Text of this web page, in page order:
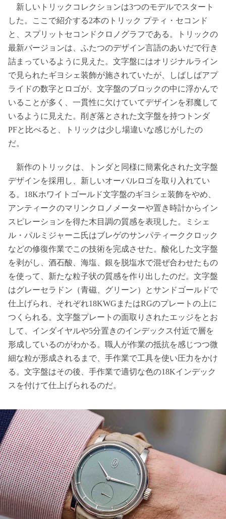
新しいトリックコレクションは3つのモデルでスタート
した。ここで紹介する2本のトリック プティ・セコンド
と、スプリットセコンドクロノグラフである。トリックの
最新バージョンは、ふたつのデザイン言語のあいだで行き
詰まっているように見えた。文字盤にはオリジナルライン
で見られたギヨシェ装飾が施されていたが、しばしばアプ
ライドの数字とロゴが、文字盤のブロックの中に浮かんで
いることが多く、一貫性に欠けていてデザインを邪魔して
いるように見えた。削ぎ落とされた文字盤を持つトンダ
PFと比べると、トリックは少し場違いな感じがしたの
だ。
新作のトリックは、トンダと同様に簡素化された文字盤
デザインを採用し、新しいオーバルロゴを取り入れてい
る。18Kホワイトゴールド文字盤のギヨシェ装飾をやめ、
アンティークのマリンクロノメーターや置き時計からイン
スピレーションを得た木目調の質感を表現した。ミシェ
ル・パルミジャーニ氏はブレゲのサンパティーククロック
などの修復作業でこの技術を完成させた。酸化した文字盤
を剥がし、酒石酸、海塩、銀を脱塩水で混ぜ合わせたもの
を使って、新たな粒子状の質感を作り出したのだ。文字盤
はグレーセラドン（青磁、グリーン）とサンドゴールドで
仕上げられ、それぞれ18KWGまたはRGのプレートの上に
つくられる。文字盤プレートの面取りされたエッジをとお
して、インダイヤルや5分置きのインデックス付近で層を
形成しているのがわかる。職人が作業の抵抗を感じつつ微
細な粒が形成されるまで、手作業で工具を使い圧力をかけ
る。文字盤はその後、手作業で適切な色の18Kインデック
スを付けて仕上げられるのだ。